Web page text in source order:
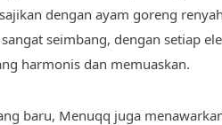
dengan ayam goreng
seimbang, dengan setiap
harmonis dan memuaskan.
baru, Menuqq juga